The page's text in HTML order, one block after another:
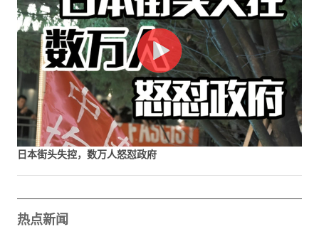
日本街头失控，数万人怒怼政府
热点新闻